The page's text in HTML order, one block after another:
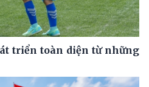
triển toàn diện từ những